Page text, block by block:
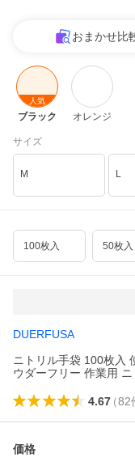
おまかせ比
人気
ブラック オレンジ
サイズ
M L
100枚入 50枚入
DUERFUSA
ニトリル手袋 100枚入
ウダーフリー 作業用
4.67（82
価格